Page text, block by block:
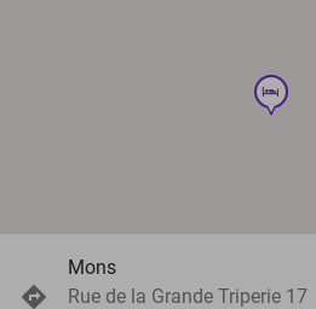
hotel
Mons
Rue de la Grande Triperie 17